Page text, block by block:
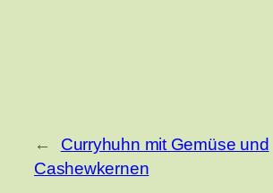
←
Curryhuhn mit Gemüse und
Cashewkernen